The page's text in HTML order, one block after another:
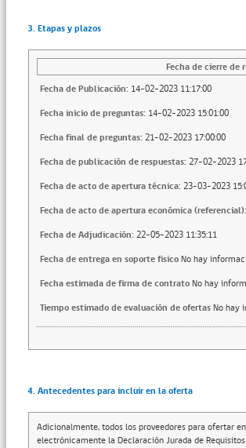
3. Etapas y plazos
Fecha de cierre de
Fecha de Publicación: 14-02-2023 11:17:00
Fecha inicio de preguntas: 14-02-2023 15:01:00
Fecha final de preguntas: 21-02-2023 17:00:00
Fecha de publicación de respuestas: 27-02-2023
Fecha de acto de apertura técnica: 23-03-2023
Fecha de acto de apertura económica (referencial):
Fecha de Adjudicación: 22-05-2023 11:35:11
Fecha de entrega en soporte fisicoNo hay
Fecha estimada de firma de contratoNo hay
Tiempo estimado de evaluación de ofertasNo hay
4. Antecedentes para incluir en la oferta
Adicionalmente, todos los proveedores para ofertar
electrónicamente la Declaración Jurada de